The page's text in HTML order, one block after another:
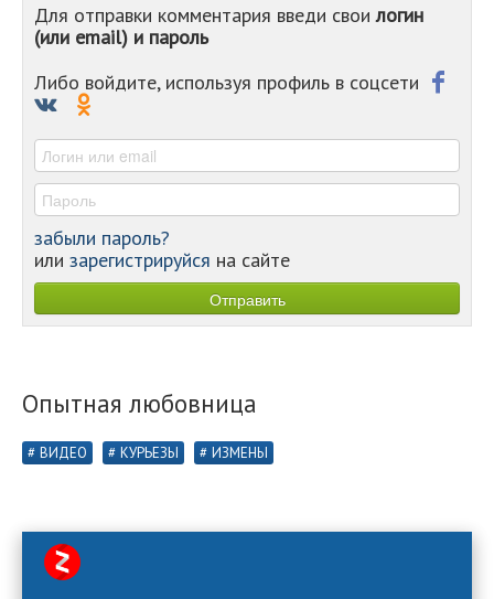
-
-
Для отправки комментария введи своилогин
(или email) и пароль
Либо войдите, используя профиль в соцсети
забыли пароль?
или зарегистрируйся на сайте
Опытная любовница
ВИДЕО КУРЬЕЗЫ ИЗМЕНЫ